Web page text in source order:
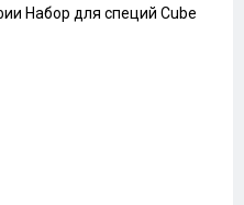
Набор для специй Cube